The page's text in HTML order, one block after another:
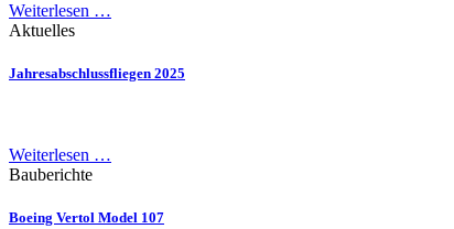
Weiterlesen …
Aktuelles
Jahresabschlussfliegen 2025
Weiterlesen …
Bauberichte
Boeing Vertol Model 107